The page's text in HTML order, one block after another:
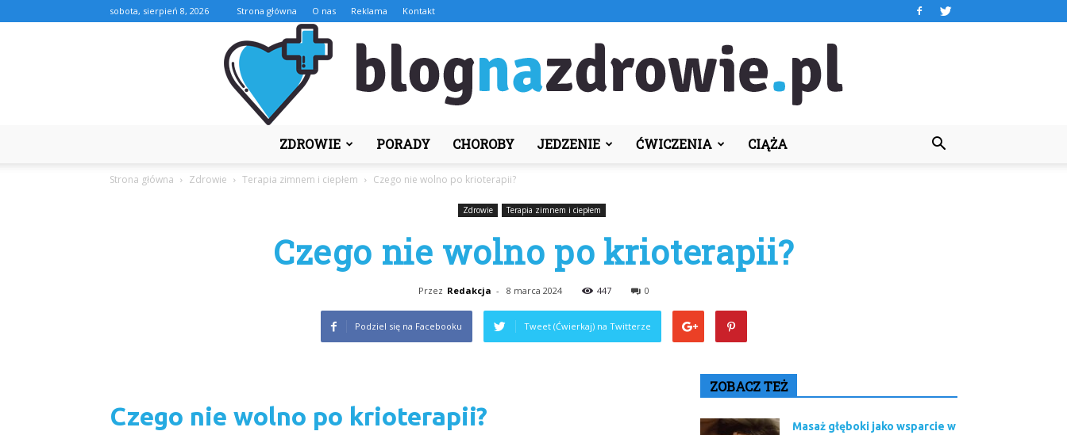
sobota, sierpień 8, 2026 Strona główna O nas Reklama Kontakt
ZDROWIE PORADY CHOROBY JEDZENIE ĆWICZENIA CIĄŻA
Strona główna Zdrowie Terapia zimnem i ciepłem Czego nie wolno po krioterapii?
Zdrowie Terapia zimnem i ciepłem
Czego nie wolno po krioterapii?
Przez Redakcja - 8 marca 2024 447 0
Podziel się na Facebooku Tweet (Ćwierkaj) na Twitterze
Czego nie wolno po krioterapii?
ZOBACZ TEŻ
Masaż głęboki jako wsparcie w